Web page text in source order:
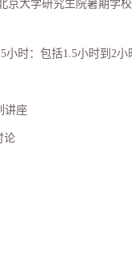
大学研究生院暑期学校
小时：包括1.5小时到 2小
讲座
论